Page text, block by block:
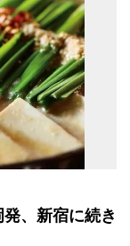
、新宿に続き